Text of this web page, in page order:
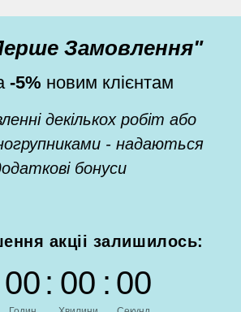
Замовлення"
-5% новим клієнтам
декількох робіт або
- надаються
бонуси
акціі залишилось:
00 : 00 : 00